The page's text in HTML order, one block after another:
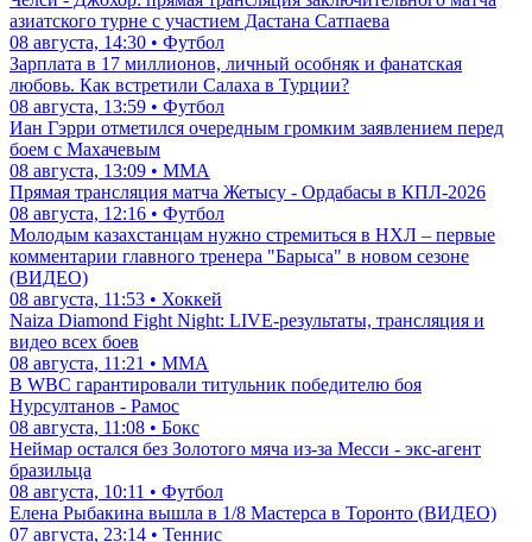
азиатского турне с участием Дастана Сатпаева
08 августа, 14:30 • Футбол
Зарплата в 17 миллионов, личный особняк и фанатская
любовь. Как встретили Салаха в Турции?
08 августа, 13:59 • Футбол
Иан Гэрри отметился очередным громким заявлением перед
боем с Махачевым
08 августа, 13:09 • ММА
Прямая трансляция матча Жетысу - Ордабасы в КПЛ-2026
08 августа, 12:16 • Футбол
Молодым казахстанцам нужно стремиться в НХЛ – первые
комментарии главного тренера "Барыса" в новом сезоне
(ВИДЕО)
08 августа, 11:53 • Хоккей
Naiza Diamond Fight Night: LIVE-результаты, трансляция и
видео всех боев
08 августа, 11:21 • ММА
В WBC гарантировали титульник победителю боя
Нурсултанов - Рамос
08 августа, 11:08 • Бокс
Неймар остался без Золотого мяча из-за Месси - экс-агент
бразильца
08 августа, 10:11 • Футбол
Елена Рыбакина вышла в 1/8 Мастерса в Торонто (ВИДЕО)
07 августа, 23:14 • Теннис